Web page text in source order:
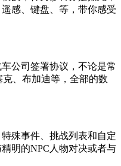
感、键盘、等，带你感受
公司签署协议，不论是常
、布加迪等，全部的数
殊事件、挑战列表和自定
明的NPC人物对决或者与